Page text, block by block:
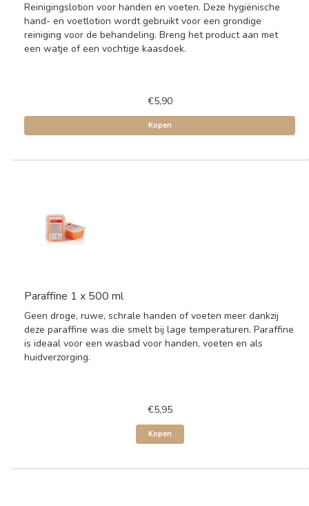
Reinigingslotion voor handen en voeten. Deze hygiënische
hand- en voetlotion wordt gebruikt voor een grondige
reiniging voor de behandeling. Breng het product aan met
een watje of een vochtige kaasdoek.
€5,90
Kopen
Paraffine 1 x 500 ml
Geen droge, ruwe, schrale handen of voeten meer dankzij
deze paraffine was die smelt bij lage temperaturen. Paraffine
is ideaal voor een wasbad voor handen, voeten en als
huidverzorging.
€5,95
Kopen